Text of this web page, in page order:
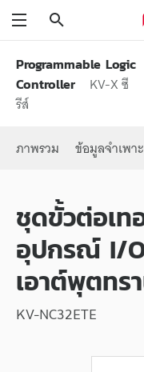
Programmable Logic
Controller
KV-X ซี
รีส์
ภาพรวม ข้อมูลจำเพาะ
ชุดขั้วต่อเท
อุปกรณ์ I/O
เอาต์พุตทร
KV-NC32ETE